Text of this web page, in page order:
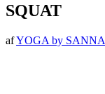
SQUAT
afYOGA by SANNA